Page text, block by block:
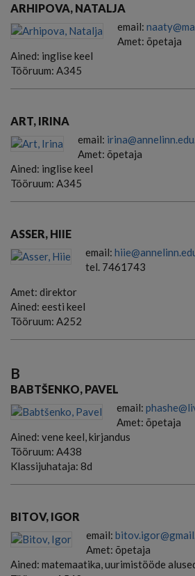
ARHIPOVA, NATALJA
email:
Amet: õpetaja
Ained: inglise keel
Tööruum: A345
ART, IRINA
email:
Amet: õpetaja
Ained: inglise keel
Tööruum: A345
ASSER, HIIE
email:
tel. 7461743
Amet: direktor
Ained: eesti keel
Tööruum: A252
B
BABTŠENKO, PAVEL
email:
Amet: õpetaja
Ained: vene keel, kirjandus
Tööruum: A438
Klassijuhataja: 8d
BITOV, IGOR
email:
Amet: õpetaja
Ained: matemaatika, uurimistööde